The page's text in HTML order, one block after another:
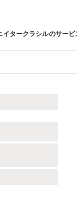
イタークラシルのサービ